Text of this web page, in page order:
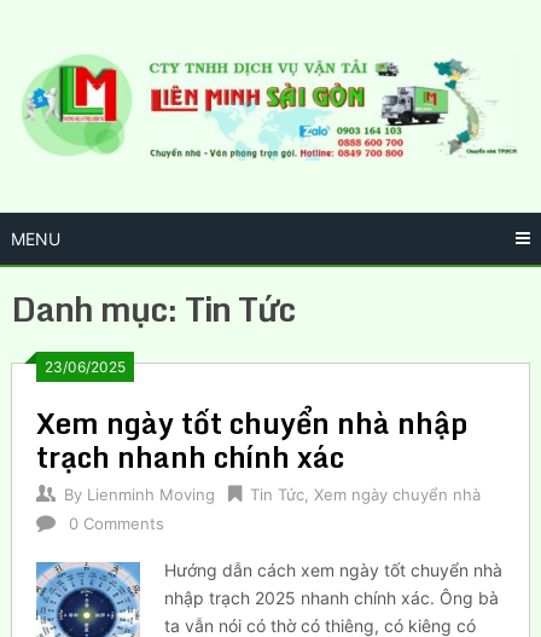
content
MENU
Danh mục:Tin Tức
23/06/2025
Xem ngày tốt chuyển nhà nhập
trạch nhanh chính xác
By Lienminh Moving Tin Tức, Xem ngày chuyển nhà
0 Comments
Hướng dẫn cách xem ngày tốt chuyển nhà
nhập trạch 2025 nhanh chính xác. Ông bà
ta vẫn nói có thờ có thiêng, có kiêng có